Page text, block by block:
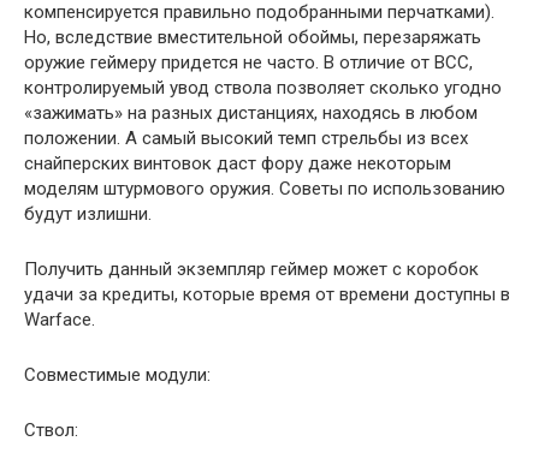
компенсируется правильно подобранными перчатками).
Но, вследствие вместительной обоймы, перезаряжать
оружие геймеру придется не часто. В отличие от ВСС,
контролируемый увод ствола позволяет сколько угодно
«зажимать» на разных дистанциях, находясь в любом
положении. А самый высокий темп стрельбы из всех
снайперских винтовок даст фору даже некоторым
моделям штурмового оружия. Советы по использованию
будут излишни.
Получить данный экземпляр геймер может с коробок
удачи за кредиты, которые время от времени доступны в
Warface.
Совместимые модули:
Ствол: